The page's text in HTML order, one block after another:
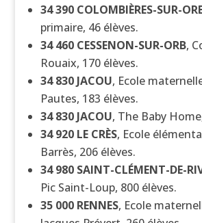
34 390 COLOMBIÈRES-SUR-
primaire, 46 élèves.
34 460 CESSENON-SUR-ORB,
Rouaix, 170 élèves.
34 830 JACOU, Ecole
Pautes, 183 élèves.
34 830 JACOU, The Baby
34 920 LE CRÈS, Ecole
Barrès, 206 élèves.
34 980 SAINT-CLÉMENT-DE-
Pic Saint-Loup, 800 élèves.
35 000 RENNES, Ecole